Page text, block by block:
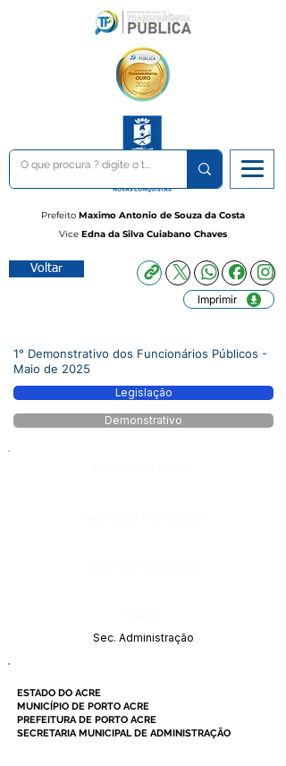
Prefeito Maximo Antonio de Souza da Costa
Vice Edna da Silva Cuiabano Chaves
Voltar
Imprimir
1° Demonstrativo dos Funcionários Públicos -
Maio de 2025
Legislação
Demonstrativo
Sec. Administração
ESTADO DO ACRE
MUNICÍPIO DE PORTO ACRE
PREFEITURA DE PORTO ACRE
SECRETARIA MUNICIPAL DE ADMINISTRAÇÃO